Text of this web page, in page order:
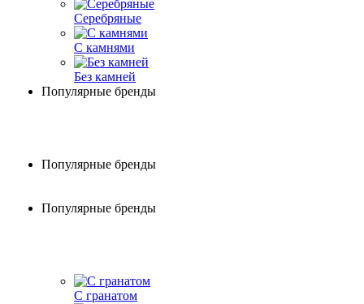
Серебряные
С камнями
Без камней
Популярные бренды
Популярные бренды
Популярные бренды
С гранатом